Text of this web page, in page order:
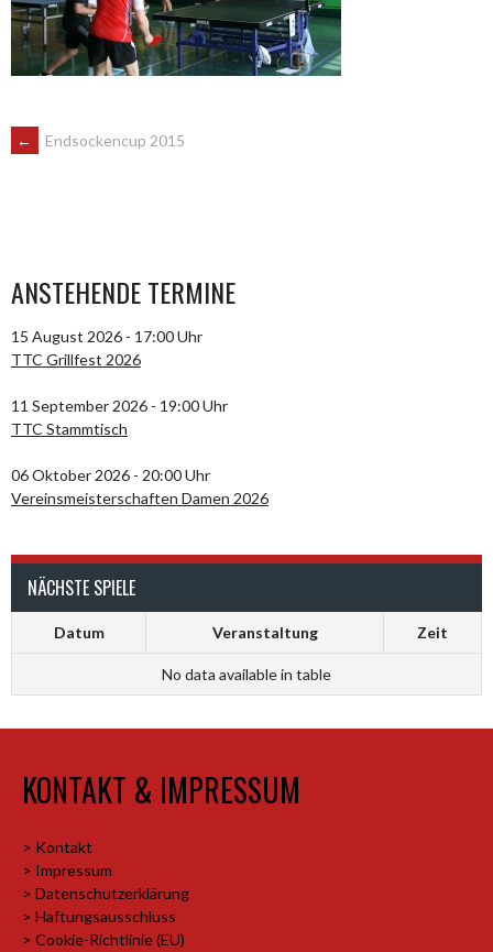
ARTIKEL-
← Endsockencup 2015
ANSTEHENDE TERMINE
15 August 2026 - 17:00 Uhr
TTC Grillfest 2026
11 September 2026 - 19:00 Uhr
TTC Stammtisch
06 Oktober 2026 - 20:00 Uhr
Vereinsmeisterschaften Damen 2026
NÄCHSTE SPIELE
Datum Veranstaltung Zeit
No data available in table
KONTAKT & IMPRESSUM
> Kontakt
> Impressum
> Datenschutzerklärung
> Haftungsausschluss
> Cookie-Richtlinie (EU)